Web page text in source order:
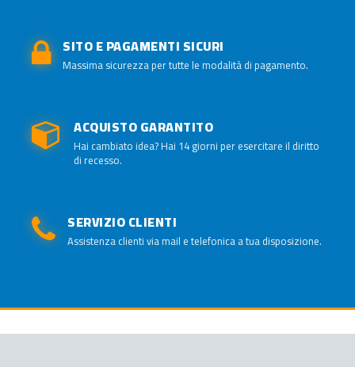
SITO E PAGAMENTI SICURI
Massima sicurezza per tutte le modalità di pagamento.
ACQUISTO GARANTITO
Hai cambiato idea? Hai 14 giorni per esercitare il diritto
di recesso.
SERVIZIO CLIENTI
Assistenza clienti via mail e telefonica a tua disposizione.